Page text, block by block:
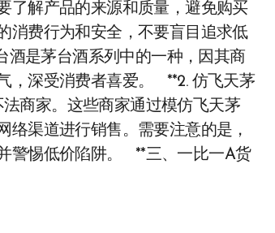
了解产品的来源和质量，避免购买
消费行为和安全，不要盲目追求低
是茅台酒系列中的一种，因其商
，深受消费者喜爱。 **2. 仿飞天茅
商家。这些商家通过模仿飞天茅
络渠道进行销售。需要注意的是，
警惕低价陷阱。 **三、一比一A货